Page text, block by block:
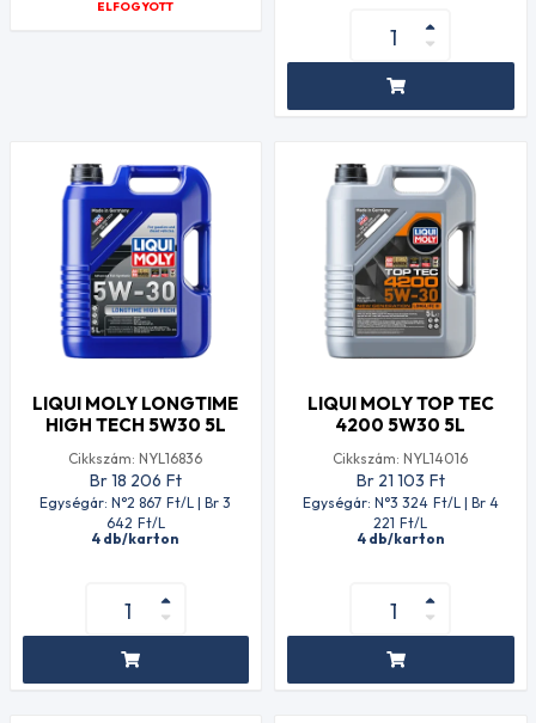
ELFOGYOTT
LIQUI MOLY LONGTIME
HIGH TECH 5W30 5L
Cikkszám: NYL16836
Br 18 206 Ft
Egységár: N°2 867 Ft/L | Br 3
642 Ft/L
4 db/karton
LIQUI MOLY TOP TEC
4200 5W30 5L
Cikkszám: NYL14016
Br 21 103 Ft
Egységár: N°3 324 Ft/L | Br 4
221 Ft/L
4 db/karton